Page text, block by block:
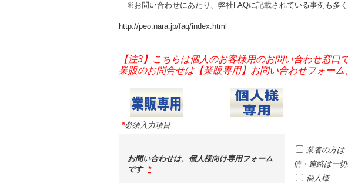
※お問い合わせにあたり、弊社FAQに記載されている事例も多
http://peo.nara.jp/faq/index.html
【注3】こちらは個人のお客様用のお問い合わせ窓口で
業販のお問合せは【業販専用】お問い合わせフォー
*必須入力項目
お問い合わせは、個人様向け専用フォーム
です *
業者の方は
信・連絡は一
個人様